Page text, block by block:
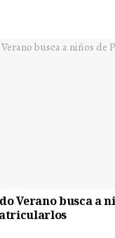
Verano busca a